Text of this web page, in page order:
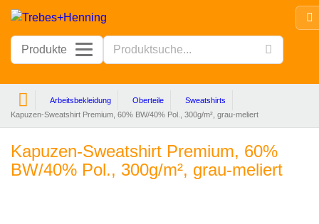
Produkte
Arbeitsbekleidung Oberteile
Sweatshirts
Kapuzen-Sweatshirt Premium, 60% BW/40% Pol., 300g/m², grau-meliert
Kapuzen-Sweatshirt Premium, 60%
BW/40% Pol., 300g/m², grau-meliert